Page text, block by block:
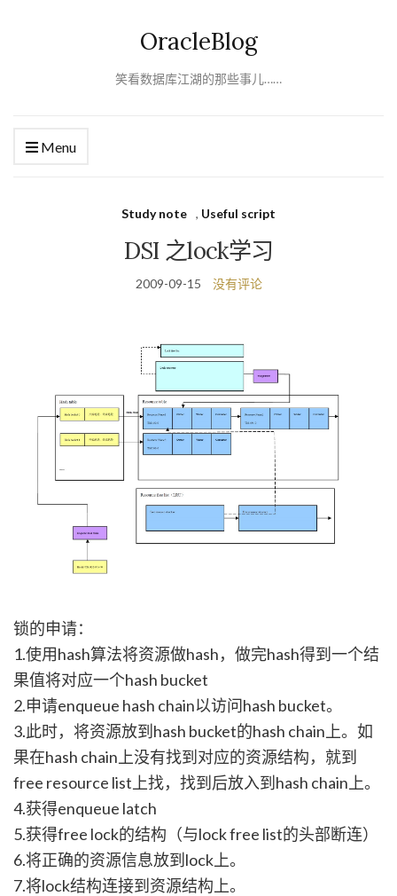
OracleBlog
笑看数据库江湖的那些事儿……
Menu
Study note , Useful script
DSI 之lock学习
2009-09-15 没有评论
锁的申请：
1.使用hash算法将资源做hash，做完hash得到一个结
果值将对应一个hash bucket
2.申请enqueue hash chain以访问hash bucket。
3.此时，将资源放到hash bucket的hash chain上。如
果在hash chain上没有找到对应的资源结构，就到
free resource list上找，找到后放入到hash chain上。
4.获得enqueue latch
5.获得free lock的结构（与lock free list的头部断连）
6.将正确的资源信息放到lock上。
7.将lock结构连接到资源结构上。